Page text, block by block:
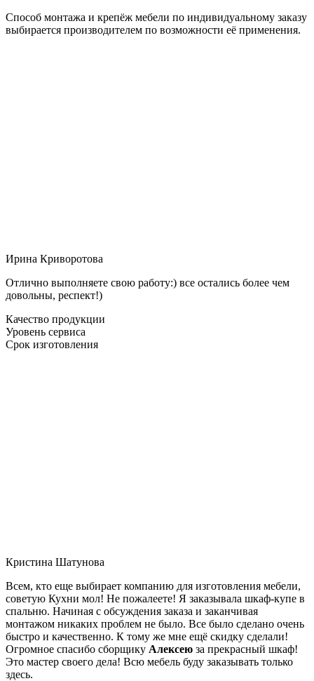
Способ монтажа и крепёж мебели по индивидуальному заказу
выбирается производителем по возможности её применения.
Ирина Криворотова
Отлично выполняете свою работу:) все остались более чем
довольны, респект!)
Качество продукции
Уровень сервиса
Срок изготовления
Кристина Шатунова
Всем, кто еще выбирает компанию для изготовления мебели,
советую Кухни мол! Не пожалеете! Я заказывала шкаф-купе в
спальню. Начиная с обсуждения заказа и заканчивая
монтажом никаких проблем не было. Все было сделано очень
быстро и качественно. К тому же мне ещё скидку сделали!
Огромное спасибо сборщику Алексею за прекрасный шкаф!
Это мастер своего дела! Всю мебель буду заказывать только
здесь.